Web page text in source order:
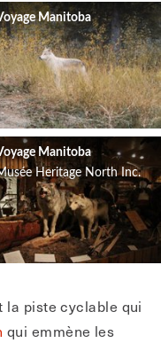
Manitoba
Manitoba
Heritage North Inc.
la piste cyclable qui
qui emmène les